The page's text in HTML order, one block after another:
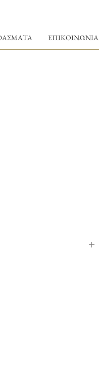
ΕΠΙΚΟΙΝΩΝΙΑ